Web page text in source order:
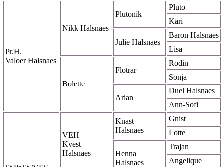
Pr.H.
Valoer Halsnaes
Nikk Halsnaes
Plutonik
Pluto
Kari
Julie Halsnaes
Baron Halsnaes
Lisa
Bolette
Flotrar
Rodin
Sonja
Arian
Duel Halsnaes
Ann-Sofi
VEH
Kvest
Halsnaes
Knast
Halsnaes
Gnist
Lotte
Henna
Halsnaes
Trajan
Angelique